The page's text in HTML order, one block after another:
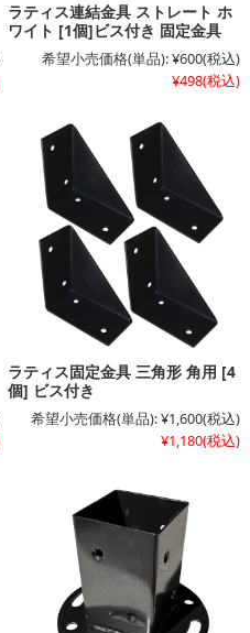
ラティス連結金具 ストレート ホ
ワイト [1個]ビス付き 固定金具
希望小売価格(単品):¥600(税込)
¥498(税込)
ラティス固定金具 三角形 角用 [4
個] ビス付き
希望小売価格(単品):¥1,600(税込)
¥1,180(税込)